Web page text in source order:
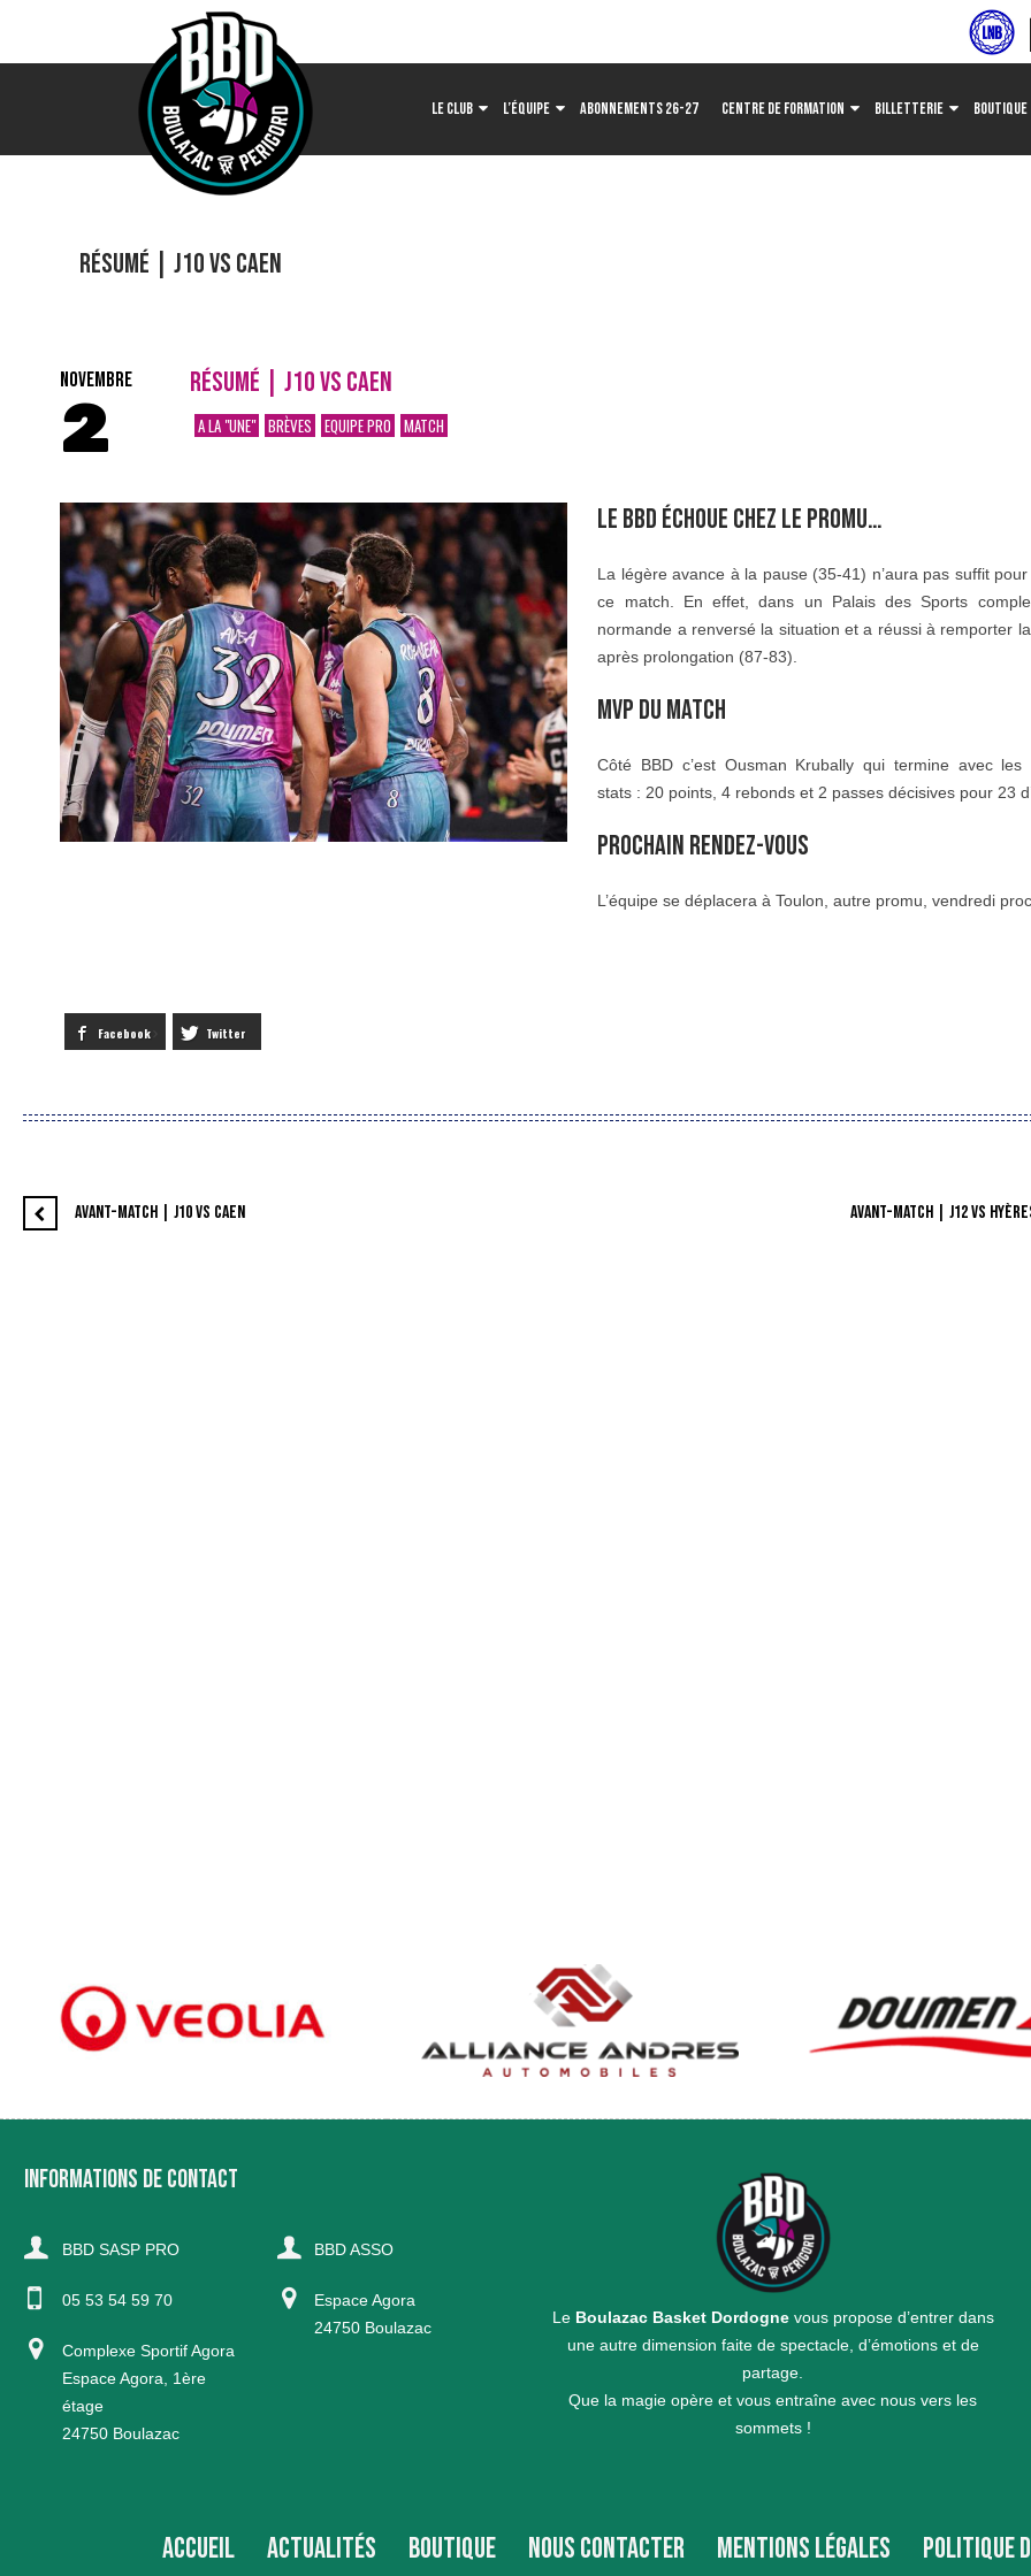
LE CLUB L’ÉQUIPE ABONNEMENTS 26-27 CENTRE DE FORMATION BILLETTERIE BOUTIQUE
Résumé | J10 vs Caen
NOVEMBRE
2
RÉSUMÉ | J10 VS CAEN
A LA "UNE" BRÈVES EQUIPE PRO MATCH
LE BBD ÉCHOUE CHEZ LE PROMU…
La légère avance à la pause (35-41) n’aura pas suffit
ce match. En effet, dans un Palais des Sports
normande a renversé la situation et a réussi à remporter
après prolongation (87-83).
MVP DU MATCH
Côté BBD c’est Ousman Krubally qui termine avec les
stats : 20 points, 4 rebonds et 2 passes décisives pour 23
PROCHAIN RENDEZ-VOUS
L’équipe se déplacera à Toulon, autre promu, vendredi
Facebook Twitter
AVANT-MATCH | J12 VS
AVANT-MATCH | J10 VS CAEN
INFORMATIONS DE CONTACT
BBD SASP PRO
05 53 54 59 70
Complexe Sportif Agora
Espace Agora, 1ère
étage
24750 Boulazac
BBD ASSO
Espace Agora
24750 Boulazac
Le Boulazac Basket Dordognevous propose d’entrer dans
une autre dimension faite de spectacle, d’émotions et de
partage.
Que la magie opère et vous entraîne avec nous vers les
sommets !
ACCUEIL ACTUALITÉS BOUTIQUE NOUS CONTACTER MENTIONS LÉGALES POLITIQUE